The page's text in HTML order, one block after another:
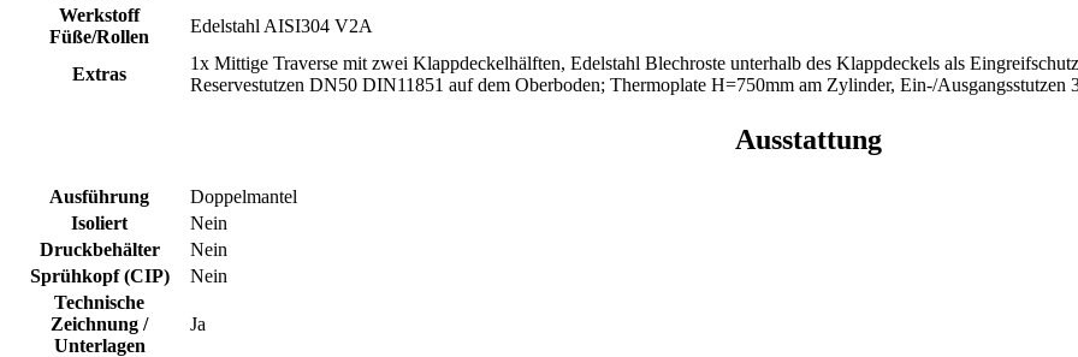
Werkstoff
Füße/Rollen
Edelstahl AISI304 V2A
Extras
1x Mittige Traverse mit zwei Klappdeckelhälften, Edelstahl Blechroste unterhalb des Klappdeckels als
Reservestutzen DN50 DIN11851 auf dem Oberboden; Thermoplate H=750mm am Zylinder, Ein-/Ausgangsstutzen
Ausstattung
Ausführung
Doppelmantel
Isoliert
Nein
Druckbehälter
Nein
Sprühkopf (CIP)
Nein
Technische
Zeichnung /
Unterlagen
Ja